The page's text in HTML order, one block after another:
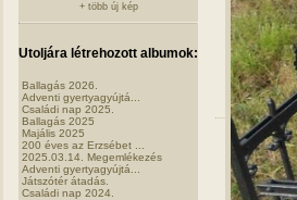
+ több új kép
Utoljára létrehozott albumok:
Ballagás 2026.
Adventi gyertyagyújtá...
Családi nap 2025.
Ballagás 2025
Majális 2025
200 éves az Erzsébet ...
2025.03.14. Megemlékezés
Adventi gyertyagyújtá...
Játszótér átadás.
Családi nap 2024.